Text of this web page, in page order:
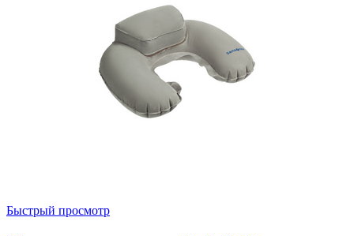
Быстрый просмотр